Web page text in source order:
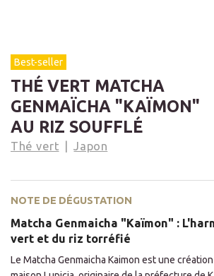
Best-seller
THÉ VERT MATCHA
GENMAÏCHA "KAÏMON"
AU RIZ SOUFFLÉ
Thé vert Japon
NOTE DE DÉGUSTATION
Matcha Genmaicha "Kaïmon" :
vert et du riz torréfié
Le Matcha Genmaicha Kaimon est une